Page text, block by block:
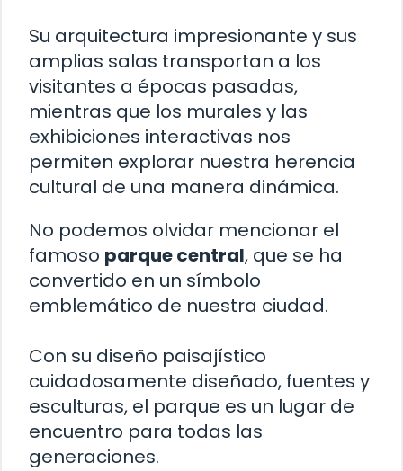
Su arquitectura impresionante y sus
amplias salas transportan a los
visitantes a épocas pasadas,
mientras que los murales y las
exhibiciones interactivas nos
permiten explorar nuestra herencia
cultural de una manera dinámica.
No podemos olvidar mencionar el
famoso parque central, que se ha
convertido en un símbolo
emblemático de nuestra ciudad.
Con su diseño paisajístico
cuidadosamente diseñado, fuentes y
esculturas, el parque es un lugar de
encuentro para todas las
generaciones.